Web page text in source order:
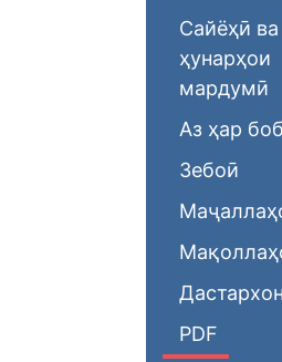
Сайёҳӣ ва
ҳунарҳои
мардумӣ
Аз ҳар боб
Зебоӣ
Дастархон
PDF